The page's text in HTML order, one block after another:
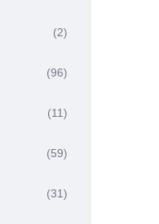
(2)
(96)
(11)
(59)
(31)